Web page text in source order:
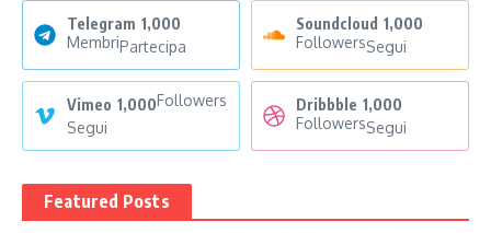
Telegram 1,000
MembriPartecipa
Soundcloud 1,000
FollowersSegui
Vimeo 1,000Followers
Segui
Dribbble 1,000
FollowersSegui
Featured Posts